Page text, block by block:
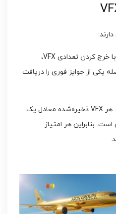
چرخش در گردونه شانس: با خرج کردن تعدادی VFX،
یکی از جوایز فوری را دریافت
شرکت در قرعه‌کشی نهایی: هر VFX ذخیره‌شده معادل یک
بنابراین هر امتیاز